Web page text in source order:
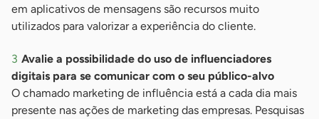
em aplicativos de mensagens são recursos muito
utilizados para valorizar a experiência do cliente.
Avalie a possibilidade do uso de influenciadores
digitais para se comunicar com o seu público-alvo
O chamado marketing de influência está a cada dia mais
presente nas ações de marketing das empresas. Pesquisas